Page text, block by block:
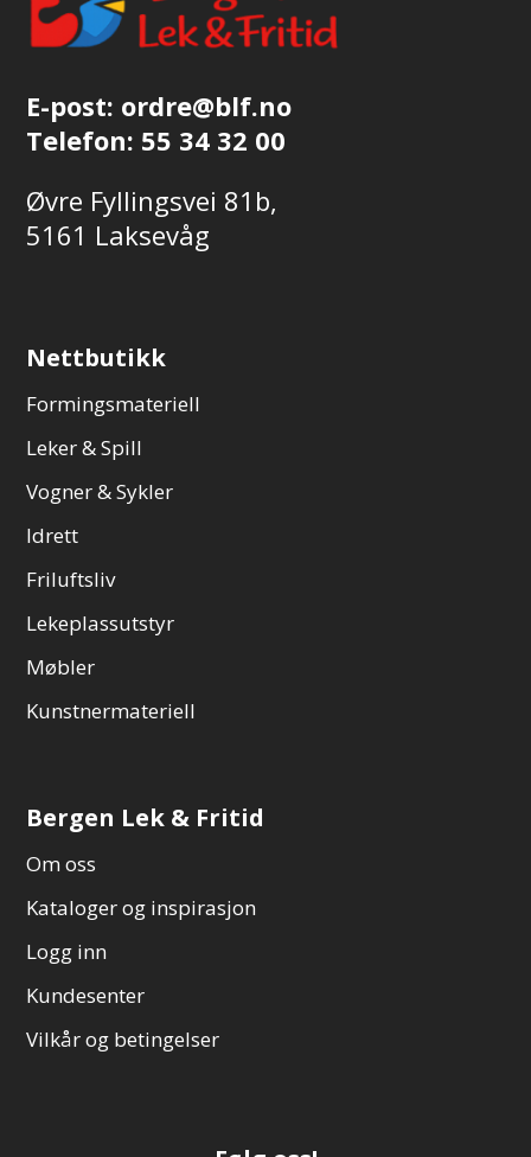
E-post: ordre@blf.no
Telefon: 55 34 32 00
Øvre Fyllingsvei 81b,
5161 Laksevåg
Nettbutikk
Formingsmateriell
Leker & Spill
Vogner & Sykler
Idrett
Friluftsliv
Lekeplassutstyr
Møbler
Kunstnermateriell
Bergen Lek & Fritid
Om oss
Kataloger og inspirasjon
Logg inn
Kundesenter
Vilkår og betingelser